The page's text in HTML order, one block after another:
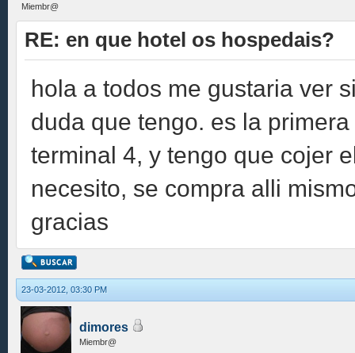
Miembr@
RE: en que hotel os hospedais?
hola a todos me gustaria ver
duda que tengo. es la
terminal 4, y tengo que cojer
necesito, se compra alli
gracias
23-03-2012, 03:30 PM
dimores
Miembr@